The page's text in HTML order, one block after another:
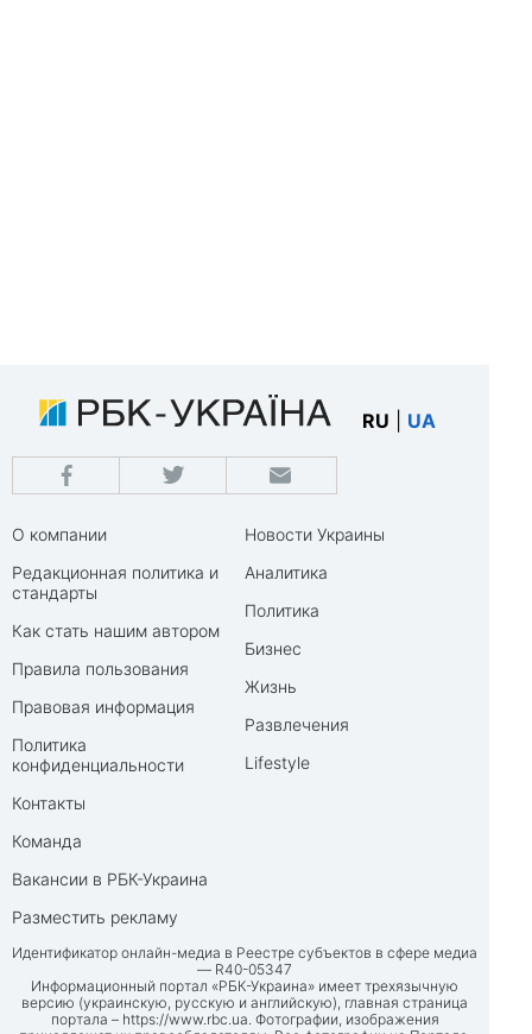
RU UA
О компании
Редакционная политика и
стандарты
Как стать нашим автором
Правила пользования
Правовая информация
Политика
конфиденциальности
Контакты
Команда
Вакансии в РБК-Украина
Разместить рекламу
Новости Украины
Аналитика
Политика
Бизнес
Жизнь
Развлечения
Lifestyle
Идентификатор онлайн-медиа в Реестре субъектов в сфере медиа
— R40-05347
Информационный портал «РБК-Украина» имеет трехязычную
версию (украинскую, русскую и английскую), главная страница
портала – https://www.rbc.ua. Фотографии, изображения